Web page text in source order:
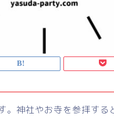
。神社やお寺を参拝する